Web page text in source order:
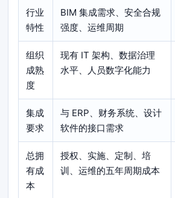
行业
特性
BIM 集成需求、安全合规
强度、运维周期
组织
成熟
度
现有 IT 架构、数据治理
水平、人员数字化能力
集成
要求
与 ERP、财务系统、设计
软件的接口需求
总拥
有成
本
授权、实施、定制、培
训、运维的五年周期成本